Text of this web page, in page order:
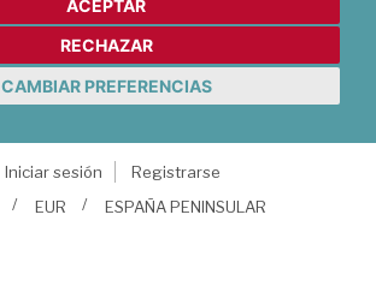
ACEPTAR
RECHAZAR
CAMBIAR PREFERENCIAS
Iniciar sesión
Registrarse
EUR ESPAÑA PENINSULAR